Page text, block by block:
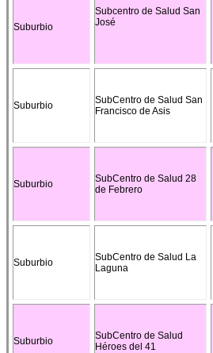
Suburbio
Subcentro de Salud San
José
Suburbio
SubCentro de Salud San
Francisco de Asis
Suburbio
SubCentro de Salud 28
de Febrero
Suburbio
SubCentro de Salud La
Laguna
Suburbio
SubCentro de Salud
Héroes del 41